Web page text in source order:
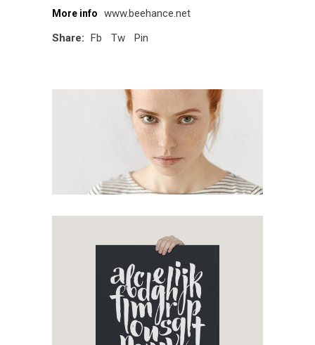
More info
www.beehance.net
Share: Fb Tw Pin